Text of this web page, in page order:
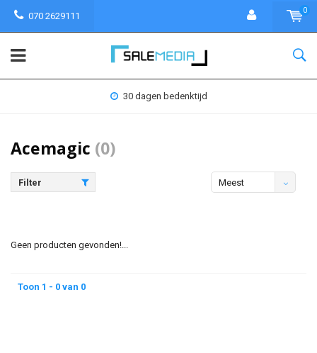
070 2629111
0
30 dagen bedenktijd
Acemagic (0)
Filter
Meest
Geen producten gevonden!...
Toon 1 - 0 van 0